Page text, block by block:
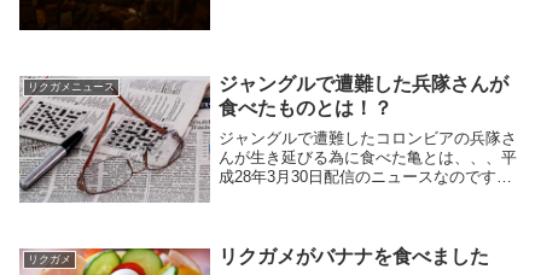
リクガメニュース
ジャングルで遭難した兵隊さんが
食べたものとは！？
ジャングルで遭難したコロンビアの兵隊さ
んが生き延びる為に食べた亀とは、、、平
成28年3月30日配信のニュースなのです
させ、や...
リクガメ リクガメがバナナを食べました